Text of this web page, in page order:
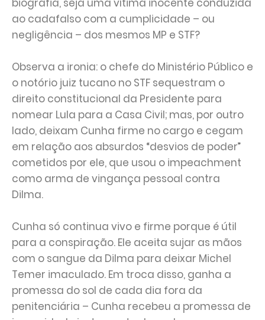
biografia, seja uma vítima inocente conduzida
ao cadafalso com a cumplicidade – ou
negligência – dos mesmos MP e STF?
Observa a ironia: o chefe do Ministério Público e
o notório juiz tucano no STF sequestram o
direito constitucional da Presidente para
nomear Lula para a Casa Civil; mas, por outro
lado, deixam Cunha firme no cargo e cegam
em relação aos absurdos “desvios de poder”
cometidos por ele, que usou o impeachment
como arma de vingança pessoal contra
Dilma.
Cunha só continua vivo e firme porque é útil
para a conspiração. Ele aceita sujar as mãos
com o sangue da Dilma para deixar Michel
Temer imaculado. Em troca disso, ganha a
promessa do sol de cada dia fora da
penitenciária – Cunha recebeu a promessa de